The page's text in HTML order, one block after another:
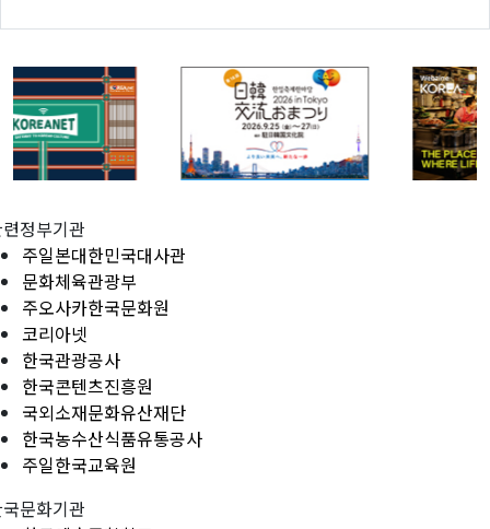
정부기관
주일본대한민국대사관
문화체육관광부
주오사카한국문화원
코리아넷
한국관광공사
한국콘텐츠진흥원
국외소재문화유산재단
한국농수산식품유통공사
주일한국교육원
문화기관